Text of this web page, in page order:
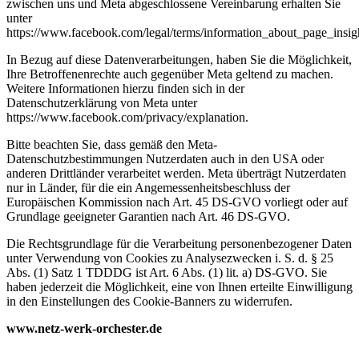
zwischen uns und Meta abgeschlossene Vereinbarung erhalten Sie
unter
https://www.facebook.com/legal/terms/
In Bezug auf diese Datenverarbeitungen, haben Sie die Möglichkeit,
Ihre Betroffenenrechte auch gegenüber Meta geltend zu machen.
Weitere Informationen hierzu finden sich in der
Datenschutzerklärung von Meta unter
https://www.facebook.com/privacy/explanation.
Bitte beachten Sie, dass gemäß den Meta-
Datenschutzbestimmungen Nutzerdaten auch in den USA oder
anderen Drittländer verarbeitet werden. Meta überträgt Nutzerdaten
nur in Länder, für die ein Angemessenheitsbeschluss der
Europäischen Kommission nach Art. 45 DS-GVO vorliegt oder auf
Grundlage geeigneter Garantien nach Art. 46 DS-GVO.
Die Rechtsgrundlage für die Verarbeitung personenbezogener Daten
unter Verwendung von Cookies zu Analysezwecken i. S. d. § 25
Abs. (1) Satz 1 TDDDG ist Art. 6 Abs. (1) lit. a) DS-GVO. Sie
haben jederzeit die Möglichkeit, eine von Ihnen erteilte Einwilligung
in den Einstellungen des Cookie-Banners zu widerrufen.
www.netz-werk-orchester.de